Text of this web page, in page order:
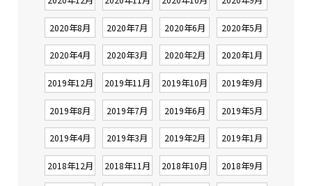
2020年8月 2020年7月 2020年6月 2020年5月
2020年4月 2020年3月 2020年2月 2020年1月
2019年12月 2019年11月 2019年10月 2019年9月
2019年8月 2019年7月 2019年6月 2019年5月
2019年4月 2019年3月 2019年2月 2019年1月
2018年12月 2018年11月 2018年10月 2018年9月